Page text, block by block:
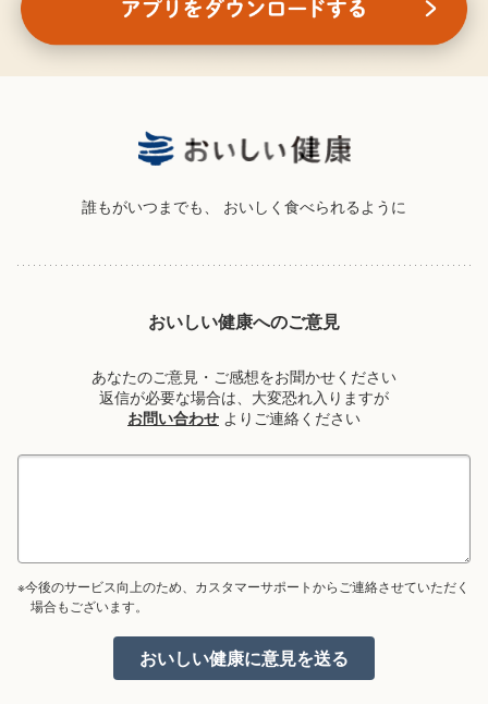
誰もがいつまでも、 おいしく食べられるように
おいしい健康へのご意見
あなたのご意見・ご感想をお聞かせください
返信が必要な場合は、大変恐れ入りますが
お問い合わせ よりご連絡ください
※今後のサービス向上のため、カスタマーサポートからご連絡させていただく
場合もございます。